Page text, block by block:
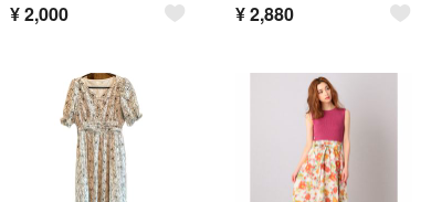
¥2,000 ¥2,880